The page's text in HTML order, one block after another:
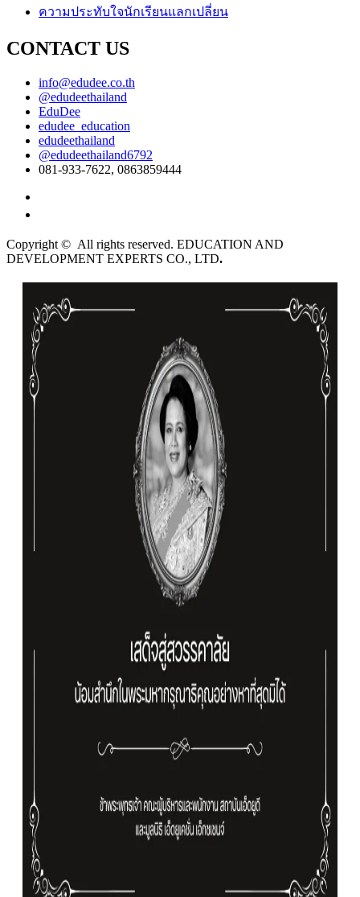
ความประทับใจนักเรียนแลกเปลี่ยน
CONTACT US
info@edudee.co.th
@edudeethailand
EduDee
edudee_education
edudeethailand
@edudeethailand6792
081-933-7622, 0863859444
Copyright © All rights reserved. EDUCATION AND
DEVELOPMENT EXPERTS CO., LTD.